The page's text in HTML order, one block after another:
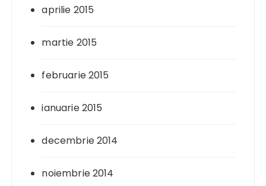
aprilie 2015
martie 2015
februarie 2015
ianuarie 2015
decembrie 2014
noiembrie 2014